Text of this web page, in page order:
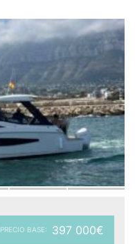
PRECIO BASE: 397 000€